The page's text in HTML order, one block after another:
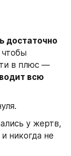
достаточно
чтобы
в плюс —
всю
у жертв,
никогда не